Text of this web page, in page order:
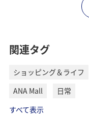
関連タグ
ショッピング＆ライフ
ANA Mall
日常
すべて表示